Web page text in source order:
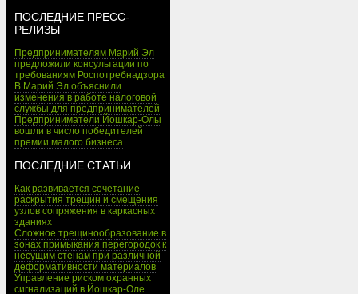
ПОСЛЕДНИЕ ПРЕСС-
РЕЛИЗЫ
Предпринимателям Марий Эл
предложили консультации по
требованиям Роспотребнадзора
В Марий Эл объяснили
изменения в работе налоговой
службы для предпринимателей
Предприниматели Йошкар-Олы
вошли в число победителей
премии малого бизнеса
ПОСЛЕДНИЕ СТАТЬИ
Как развивается сочетание
раскрытия трещин и смещения
узлов сопряжения в каркасных
зданиях
Сложное трещинообразование в
зонах примыкания перегородок к
несущим стенам при различной
деформативности материалов
Управление риском охранных
сигнализаций в Йошкар-Оле